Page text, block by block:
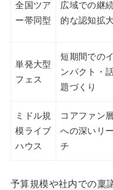
全国ツア
ー帯同型
広域での継
的な認知拡大
単発大型
フェス
短期間でのイ
ンパクト・
題づくり
ミドル規
模ライブ
ハウス
コアファン層
への深いリー
チ
予算規模や社内での稟